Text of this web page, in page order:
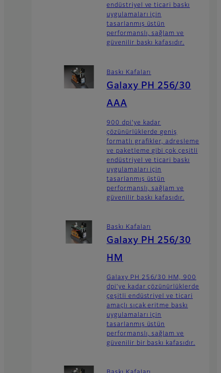
endüstriyel ve ticari baskı
uygulamaları için
tasarlanmış üstün
performanslı, sağlam ve
güvenilir baskı kafasıdır.
Baskı Kafaları
Galaxy PH 256/30
AAA
900 dpi'ye kadar
çözünürlüklerde geniş
formatlı grafikler, adresleme
ve paketleme gibi çok çeşitli
endüstriyel ve ticari baskı
uygulamaları için
tasarlanmış üstün
performanslı, sağlam ve
güvenilir baskı kafasıdır.
Baskı Kafaları
Galaxy PH 256/30
HM
Galaxy PH 256/30 HM, 900
dpi’ye kadar çözünürlüklerde
çeşitli endüstriyel ve ticari
amaçlı sıcak eritme baskı
uygulamaları için
tasarlanmış üstün
performanslı, sağlam ve
güvenilir bir baskı kafasıdır.